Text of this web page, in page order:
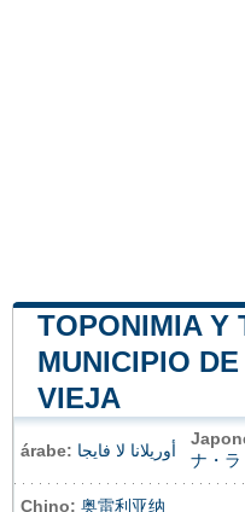
TOPONIMIA Y
MUNICIPIO
VIEJA
árabe: أوريلانا لا فايجا
ナ・ラ
Chino: 奥雷利亚纳